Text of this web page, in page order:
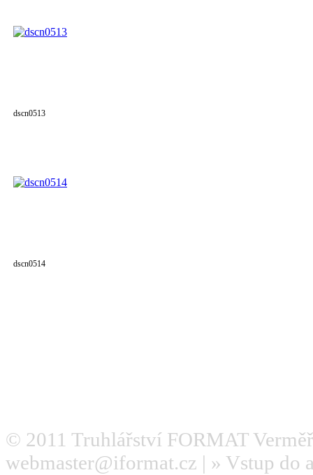
dscn0513
dscn0514
© 2011 Truhlářství FORMAT
webmaster@iformat.cz | » Vstup do